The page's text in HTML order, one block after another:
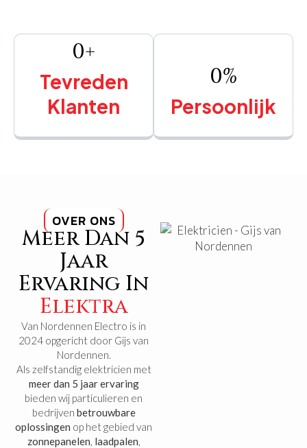
Tevreden
Klanten
0+
Persoonlijk
0%
OVER ONS
Meer Dan 5
Jaar
Ervaring In
Elektra
Van Nordennen Electro is in
2024 opgericht door Gijs van
Nordennen.
Als zelfstandig elektricien met
meer dan 5 jaarervaring
bieden wij particulieren en
bedrijven betrouwbare
oplossingen op het gebied van
zonnepanelen, laadpalen,